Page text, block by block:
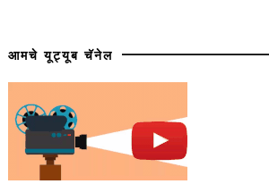
आमचे यूट्यूब चॅनेल